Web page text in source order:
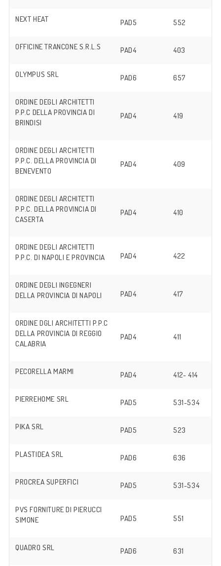
NEXT HEAT PAD5 552
OFFICINE TRANCONE S.R.L.S PAD4 403
OLYMPUS SRL PAD6 657
ORDINE DEGLI ARCHITETTI
P.P.C DELLA PROVINCIA DI
BRINDISI
PAD4 419
ORDINE DEGLI ARCHITETTI
P.P.C. DELLA PROVINCIA DI
BENEVENTO
PAD4 409
ORDINE DEGLI ARCHITETTI
P.P.C. DELLA PROVINCIA DI
CASERTA
PAD4 410
ORDINE DEGLI ARCHITETTI
P.P.C. DI NAPOLI E PROVINCIA
PAD4 422
ORDINE DEGLI INGEGNERI
DELLA PROVINCIA DI NAPOLI
PAD4 417
ORDINE DGLI ARCHITETTI P.P.C
DELLA PROVINCIA DI REGGIO
CALABRIA
PAD4 411
PECORELLA MARMI PAD4 412- 414
PIERREHOME SRL PAD5 531-534
PIKA SRL PAD5 523
PLASTIDEA SRL PAD6 636
PROCREA SUPERFICI PAD5 531-534
PVS FORNITURE DI PIERUCCI
SIMONE
PAD5 551
QUADRO SRL PAD6 631